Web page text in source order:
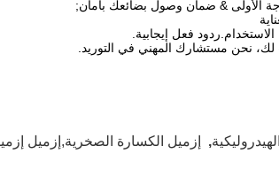
الأولى & ضمان وصول بضائعك بأمان;
فعل إيجابية.
نحن مستشارك المهني في التوريد.
, إزميل الكسارة الصخرية,إزميل